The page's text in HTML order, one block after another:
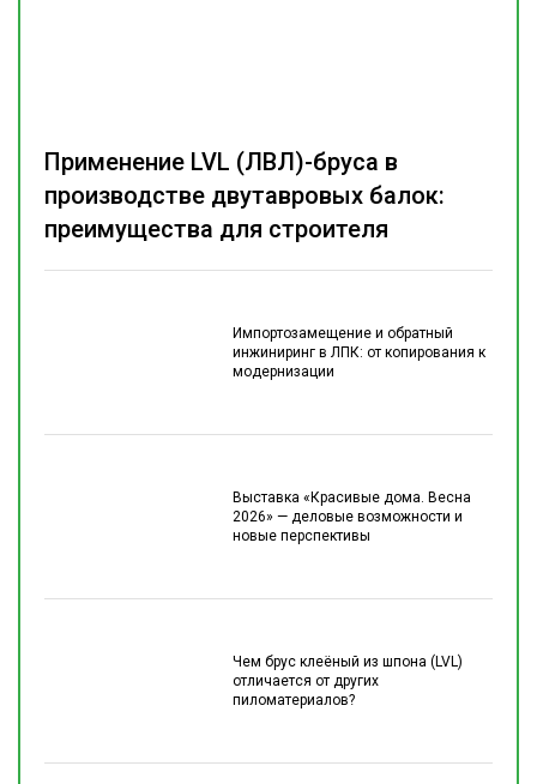
Импортозамещение и обратный
инжиниринг в ЛПК: от копирования к
модернизации
Выставка «Красивые дома. Весна
2026» — деловые возможности и
новые перспективы
Чем брус клеёный из шпона (LVL)
отличается от других
пиломатериалов?
Применение LVL (ЛВЛ)-бруса в
производстве двутавровых балок:
преимущества для строителя